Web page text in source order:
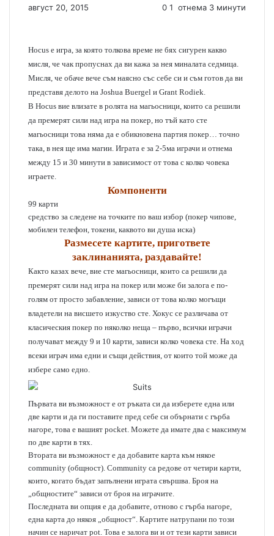
m
август 20, 2015 0 1 отнема 3 минути
Hocus e игра, за която толкова време не бях сигурен какво
мисля, че чак пропуснах да ви кажа за нея миналата седмица.
Мисля, че обаче вече съм наясно със себе си и съм готов да ви
представя делото на Joshua Buergel и Grant Rodiek.
В Hocus вие влизате в ролята на магьосници, които са решили
да премерят сили над игра на покер, но тъй като сте
магьосници това няма да е обикновена партия покер… точно
така, в нея ще има магии. Играта е за 2-5ма играчи и отнема
между 15 и 30 минути в зависимост от това с колко човека
играете.
Компоненти
99 карти
средство за следене на точките по ваш избор (покер чипове,
мобилен телефон, токени, каквото ви душа иска)
Размесете картите, пригответе
заклинанията, раздавайте!
Както казах вече, вие сте магьосници, които са решили да
премерят сили над игра на покер или може би залога е по-
голям от просто забавление, зависи от това колко могъщи
владетели на висшето изкуство сте. Хокус се различава от
класическия покер по няколко неща – първо, всички играчи
получават между 9 и 10 карти, зависи колко човека сте. На ход
всеки играч има едни и същи действия, от които той може да
избере само едно.
Първата ви възможност е от ръката си да изберете една или
две карти и да ги поставите пред себе си обърнати с гърба
нагоре, това е вашият pocket. Можете да имате два с максимум
по две карти в тях.
Втората ви възможност е да добавите карта към някое
community (общност). Community са редове от четири карти,
които, когато бъдат запълнени играта свършва. Броя на
„общностите“ зависи от броя на играчите.
Последната ви опция е да добавите, отново с гърба нагоре,
една карта до някоя „общност“. Картите натрупани по този
начин се наричат pot. Това е залога ви и от тези карти зависи